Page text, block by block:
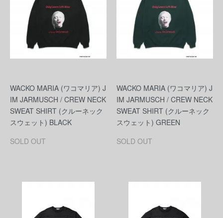
WACKO MARIA (ワコマリア) J
IM JARMUSCH / CREW NECK
SWEAT SHIRT (クルーネック
スウェット) BLACK
SOLD OUT
WACKO MARIA (ワコマリア) J
IM JARMUSCH / CREW NECK
SWEAT SHIRT (クルーネック
スウェット) GREEN
SOLD OUT